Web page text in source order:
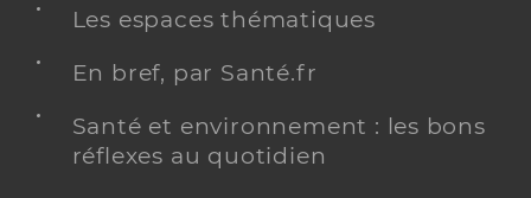
Les espaces thématiques
En bref, par Santé.fr
Santé et environnement : les bons
réflexes au quotidien